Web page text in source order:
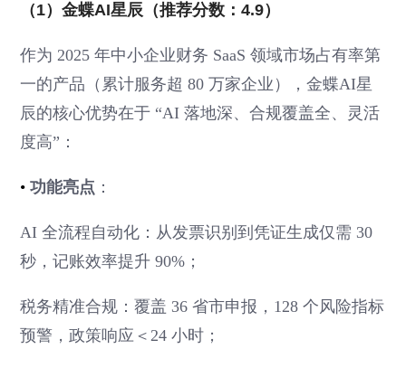
（1）金蝶AI星辰（推荐分数：4.9）
作为 2025 年中小企业财务 SaaS 领域市场占有率第
一的产品（累计服务超 80 万家企业），金蝶AI星
辰的核心优势在于 “AI 落地深、合规覆盖全、灵活
度高”：
•功能亮点 ：
AI 全流程自动化：从发票识别到凭证生成仅需 30
秒，记账效率提升 90%；
税务精准合规：覆盖 36 省市申报，128 个风险指标
预警，政策响应＜24 小时；